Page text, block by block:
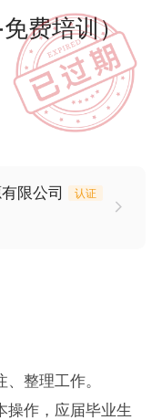
费培训）
限公司 认证
整理工作。
操作，应届毕业生